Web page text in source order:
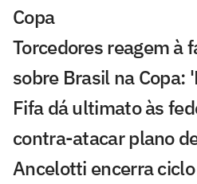
Copa
Torcedores reagem à
sobre Brasil na Copa:
Fifa dá ultimato às
contra-atacar plano
Ancelotti encerra